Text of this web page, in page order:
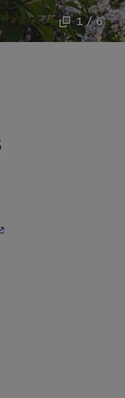
1 / 6
Cet hyperlien
hyperlien s'ouvrira